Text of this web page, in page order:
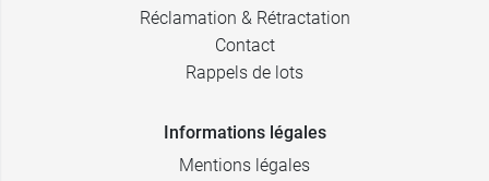
Réclamation & Rétractation
Contact
Rappels de lots
Informations légales
Mentions légales